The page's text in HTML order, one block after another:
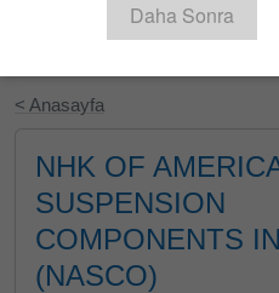
Ücretsiz
< Anasayfa
NHK OF
SUSPENSION
COMPONENTS
(NASCO)
Daha Sonra